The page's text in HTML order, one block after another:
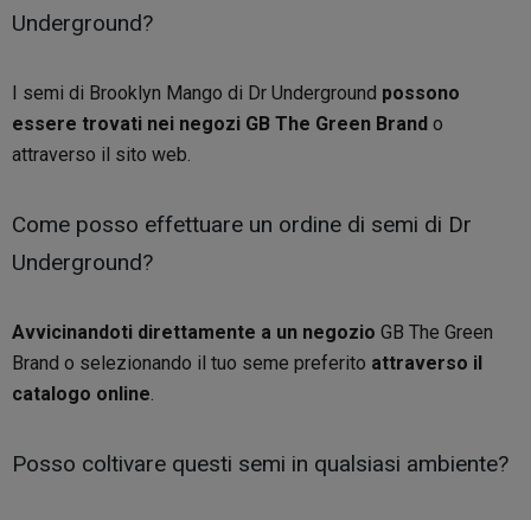
Underground?
I semi di Brooklyn Mango di Dr Underground possono
essere trovati nei negozi GB The Green Brand o
attraverso il sito web.
Come posso effettuare un ordine di semi di Dr
Underground?
Avvicinandoti direttamente a un negozio GB The Green
Brand o selezionando il tuo seme preferito attraverso il
catalogo online.
Posso coltivare questi semi in qualsiasi ambiente?